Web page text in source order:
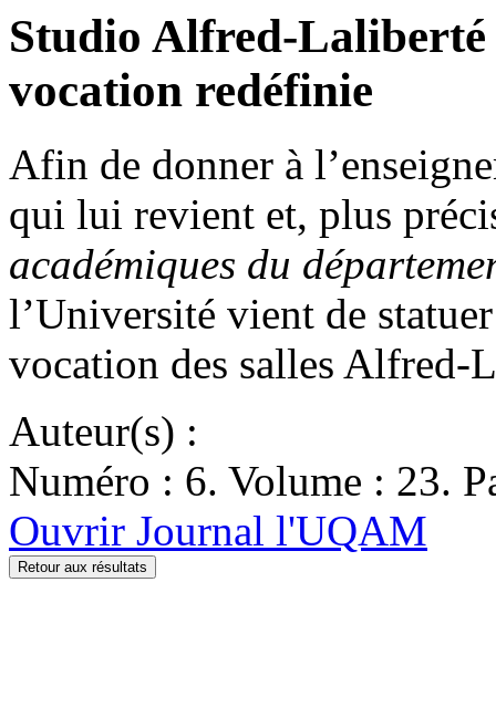
Studio Alfred-
vocation redéfinie
Afin de donner à
qui lui revient et, plus
académiques du
l’Université vient de
vocation des salles
Auteur(s) :
Numéro : 6. Volume : 23.
Ouvrir Journal l'UQAM
Retour aux résultats